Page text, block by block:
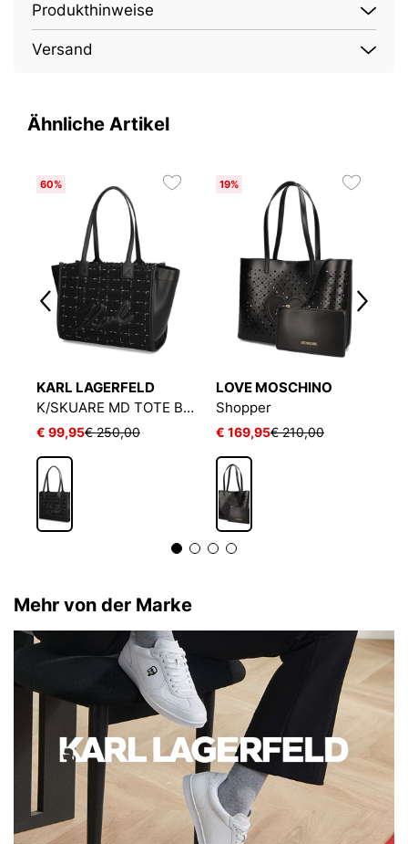
Produkthinweise
Versand
Ähnliche Artikel
60%
KARL LAGERFELD
K/SKUARE MD TOTE BOUCLE
€ 99,95€ 250,00
19%
LOVE MOSCHINO
Shopper
€ 169,95€ 210,00
Mehr von der Marke